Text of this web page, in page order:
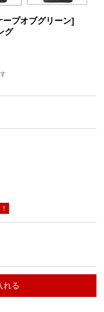
ープオブグリーン]
グ
れる